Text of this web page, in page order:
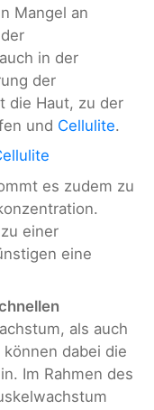
Mangel an
in der
der
die Haut, zu der
und Cellulite.
es zudem zu
einer
eine
als auch
dabei die
Im Rahmen des